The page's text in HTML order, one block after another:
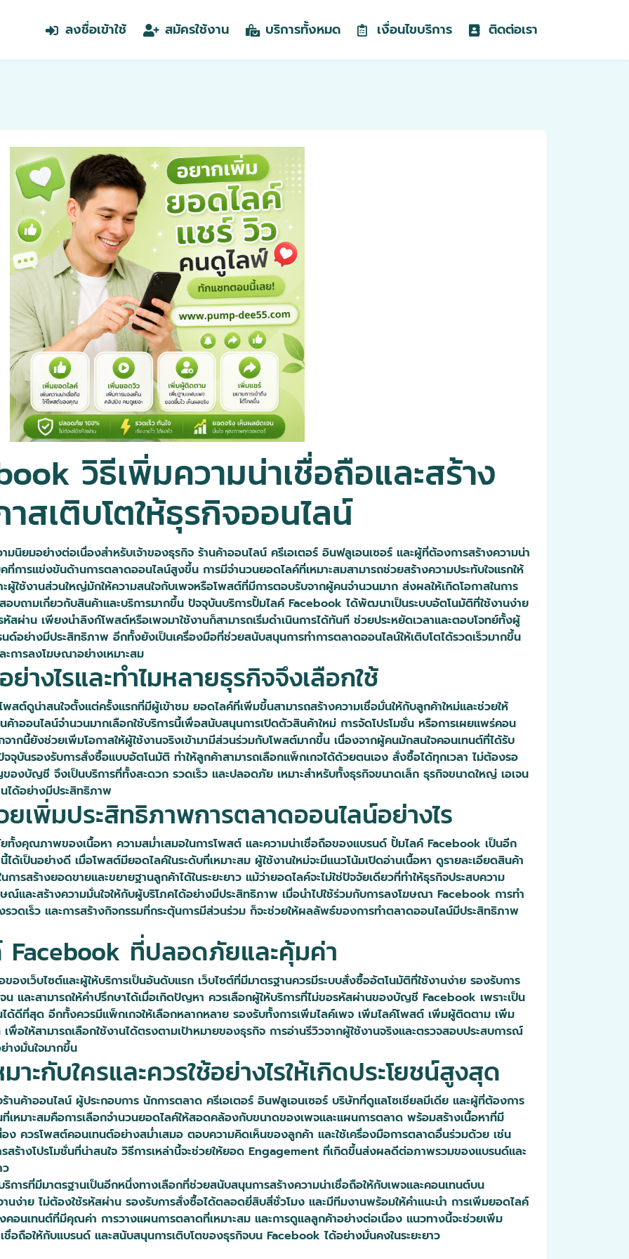
ลงชื่อเข้าใช้ สมัครใช้งาน บริการทั้งหมด เงื่อนไขบริการ ติดต่อเรา
วิธีเพิ่มความน่าเชื่อถือและสร้าง
าสเติบโตให้ธุรกิจออนไลน์
มนิยมอย่างต่อเนื่องสำหรับเจ้าของธุรกิจ ร้านค้าออนไลน์ ครีเอเตอร์ อินฟลูเอนเซอร์ และผู้ที่ต้องการสร้างความน่า
ารแข่งขันด้านการตลาดออนไลน์สูงขึ้น การมีจำนวนยอดไลค์ที่เหมาะสมสามารถช่วยสร้างความประทับใจแรกให้
ผู้ใช้งานส่วนใหญ่มักให้ความสนใจกับเพจหรือโพสต์ที่มีการตอบรับจากผู้คนจำนวนมาก ส่งผลให้เกิดโอกาสในการ
ถามเกี่ยวกับสินค้าและบริการมากขึ้น ปัจจุบันบริการปั้มไลค์ Facebook ได้พัฒนาเป็นระบบอัตโนมัติที่ใช้งานง่าย
ผ่าน เพียงนำลิงก์โพสต์หรือเพจมาใช้งานก็สามารถเริ่มดำเนินการได้ทันที ช่วยประหยัดเวลาและตอบโจทย์ทั้งผู้
ด์อย่างมีประสิทธิภาพ อีกทั้งยังเป็นเครื่องมือที่ช่วยสนับสนุนการทำการตลาดออนไลน์ให้เติบโตได้รวดเร็วมากขึ้น
การลงโฆษณาอย่างเหมาะสม
างไรและทำไมหลายธุรกิจจึงเลือกใช้
สต์ดูน่าสนใจตั้งแต่ครั้งแรกที่มีผู้เข้าชม ยอดไลค์ที่เพิ่มขึ้นสามารถสร้างความเชื่อมั่นให้กับลูกค้าใหม่และช่วยให้
ออนไลน์จำนวนมากเลือกใช้บริการนี้เพื่อสนับสนุนการเปิดตัวสินค้าใหม่ การจัดโปรโมชั่น หรือการเผยแพร่คอน
ากนี้ยังช่วยเพิ่มโอกาสให้ผู้ใช้งานจริงเข้ามามีส่วนร่วมกับโพสต์มากขึ้น เนื่องจากผู้คนมักสนใจคอนเทนต์ที่ได้รับ
บันรองรับการสั่งซื้อแบบอัตโนมัติ ทำให้ลูกค้าสามารถเลือกแพ็กเกจได้ด้วยตนเอง สั่งซื้อได้ทุกเวลา ไม่ต้องรอ
องบัญชี จึงเป็นบริการที่ทั้งสะดวก รวดเร็ว และปลอดภัย เหมาะสำหรับทั้งธุรกิจขนาดเล็ก ธุรกิจขนาดใหญ่ เอเจน
ได้อย่างมีประสิทธิภาพ
เพิ่มประสิทธิภาพการตลาดออนไลน์อย่างไร
ทั้งคุณภาพของเนื้อหา ความสม่ำเสมอในการโพสต์ และความน่าเชื่อถือของแบรนด์ ปั้มไลค์ Facebook เป็นอีก
เป็นอย่างดี เมื่อโพสต์มียอดไลค์ในระดับที่เหมาะสม ผู้ใช้งานใหม่จะมีแนวโน้มเปิดอ่านเนื้อหา ดูรายละเอียดสินค้า
รสร้างยอดขายและขยายฐานลูกค้าได้ในระยะยาว แม้ว่ายอดไลค์จะไม่ใช่ปัจจัยเดียวที่ทำให้ธุรกิจประสบความ
และสร้างความมั่นใจให้กับผู้บริโภคได้อย่างมีประสิทธิภาพ เมื่อนำไปใช้ร่วมกับการลงโฆษณา Facebook การทำ
ดเร็ว และการสร้างกิจกรรมที่กระตุ้นการมีส่วนร่วม ก็จะช่วยให้ผลลัพธ์ของการทำตลาดออนไลน์มีประสิทธิภาพ
Facebook ที่ปลอดภัยและคุ้มค่า
องเว็บไซต์และผู้ให้บริการเป็นอันดับแรก เว็บไซต์ที่มีมาตรฐานควรมีระบบสั่งซื้ออัตโนมัติที่ใช้งานง่าย รองรับการ
และสามารถให้คำปรึกษาได้เมื่อเกิดปัญหา ควรเลือกผู้ให้บริการที่ไม่ขอรหัสผ่านของบัญชี Facebook เพราะเป็น
ด้ดีที่สุด อีกทั้งควรมีแพ็กเกจให้เลือกหลากหลาย รองรับทั้งการเพิ่มไลค์เพจ เพิ่มไลค์โพสต์ เพิ่มผู้ติดตาม เพิ่ม
ให้สามารถเลือกใช้งานได้ตรงตามเป้าหมายของธุรกิจ การอ่านรีวิวจากผู้ใช้งานจริงและตรวจสอบประสบการณ์
างมั่นใจมากขึ้น
ะกับใครและควรใช้อย่างไรให้เกิดประโยชน์สูงสุด
านค้าออนไลน์ ผู้ประกอบการ นักการตลาด ครีเอเตอร์ อินฟลูเอนเซอร์ บริษัทที่ดูแลโซเชียลมีเดีย และผู้ที่ต้องการ
เหมาะสมคือการเลือกจำนวนยอดไลค์ให้สอดคล้องกับขนาดของเพจและแผนการตลาด พร้อมสร้างเนื้อหาที่มี
ควรโพสต์คอนเทนต์อย่างสม่ำเสมอ ตอบความคิดเห็นของลูกค้า และใช้เครื่องมือการตลาดอื่นร่วมด้วย เช่น
สร้างโปรโมชั่นที่น่าสนใจ วิธีการเหล่านี้จะช่วยให้ยอด Engagement ที่เกิดขึ้นส่งผลดีต่อภาพรวมของแบรนด์และ
ว
การที่มีมาตรฐานเป็นอีกหนึ่งทางเลือกที่ช่วยสนับสนุนการสร้างความน่าเชื่อถือให้กับเพจและคอนเทนต์บน
นง่าย ไม่ต้องใช้รหัสผ่าน รองรับการสั่งซื้อได้ตลอดยี่สิบสี่ชั่วโมง และมีทีมงานพร้อมให้คำแนะนำ การเพิ่มยอดไลค์
คอนเทนต์ที่มีคุณค่า การวางแผนการตลาดที่เหมาะสม และการดูแลลูกค้าอย่างต่อเนื่อง แนวทางนี้จะช่วยเพิ่ม
เชื่อถือให้กับแบรนด์ และสนับสนุนการเติบโตของธุรกิจบน Facebook ได้อย่างมั่นคงในระยะยาว